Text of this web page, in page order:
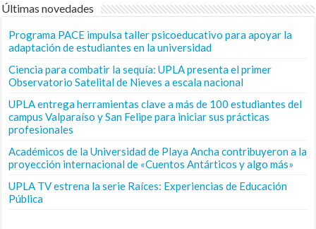
Últimas novedades
Programa PACE impulsa taller psicoeducativo para apoyar la
adaptación de estudiantes en la universidad
Ciencia para combatir la sequía: UPLA presenta el primer
Observatorio Satelital de Nieves a escala nacional
UPLA entrega herramientas clave a más de 100 estudiantes del
campus Valparaíso y San Felipe para iniciar sus prácticas
profesionales
Académicos de la Universidad de Playa Ancha contribuyeron a la
proyección internacional de «Cuentos Antárticos y algo más»
UPLA TV estrena la serie Raíces: Experiencias de Educación
Pública